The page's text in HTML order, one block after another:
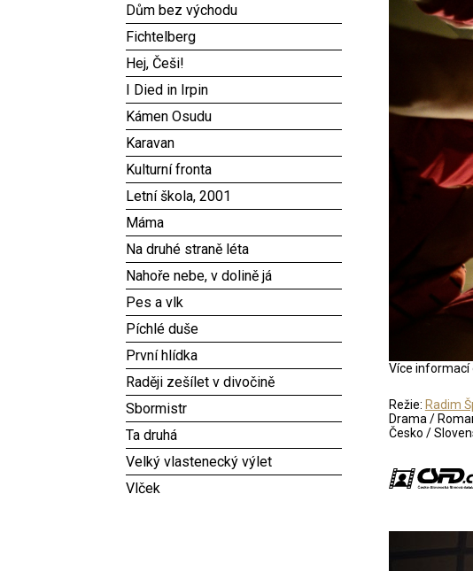
Dům bez východu
Fichtelberg
Hej, Češi!
I Died in Irpin
Kámen Osudu
Karavan
Kulturní fronta
Letní škola, 2001
Máma
Na druhé straně léta
Nahoře nebe, v dolině já
Pes a vlk
Píchlé duše
První hlídka
Raději zešílet v divočině
Sbormistr
Ta druhá
Velký vlastenecký výlet
Vlček
Více informací
Režie: Radim
Drama /
Česko /